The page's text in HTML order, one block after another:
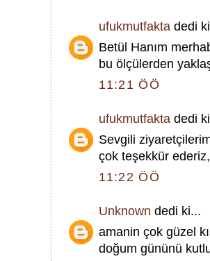
ufukmutfakta dedi
Betül Hanım
bu ölçülerden
11:21 ÖÖ
ufukmutfakta dedi
Sevgili
çok teşekkür
11:22 ÖÖ
Unknown dedi ki...
amanin çok güzel
doğum gününü